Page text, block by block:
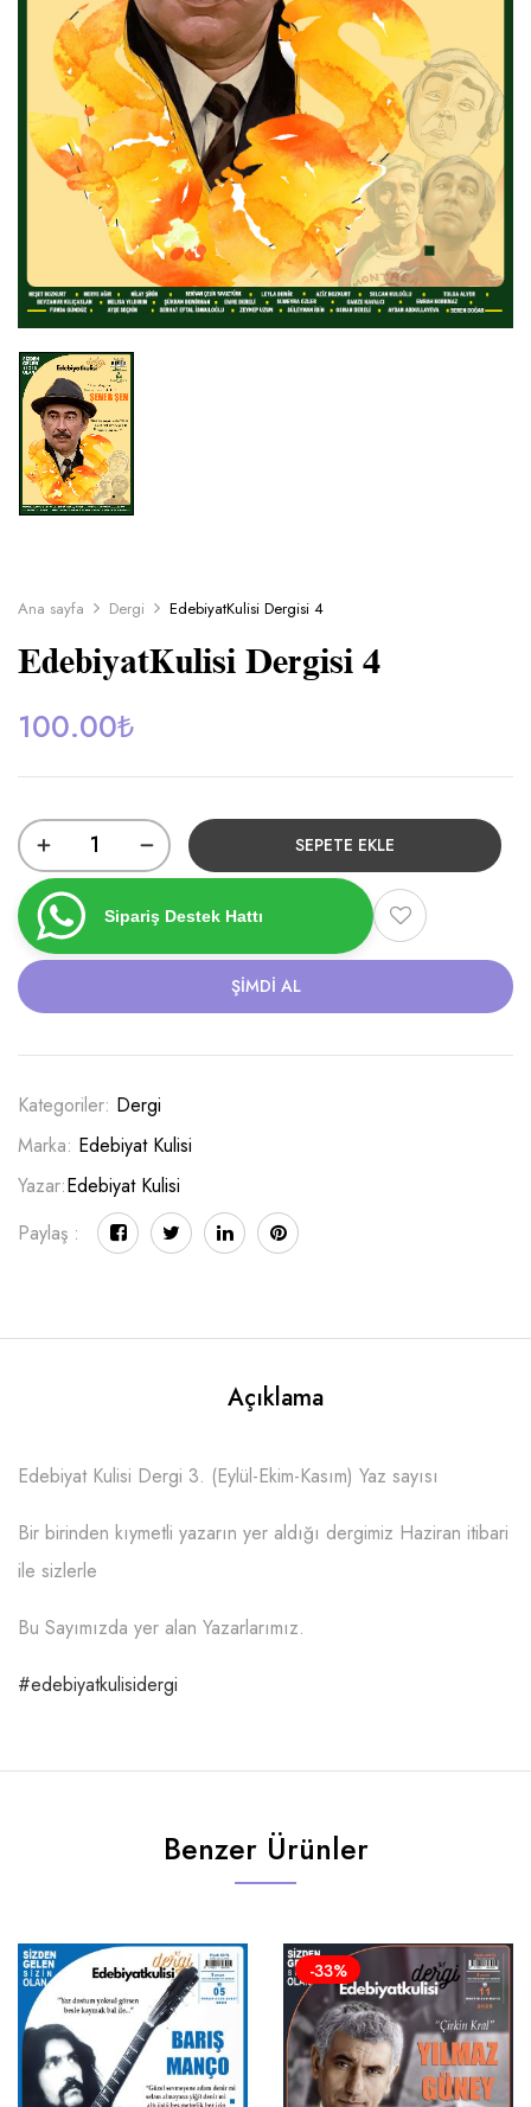
Ana sayfa Dergi EdebiyatKulisi Dergisi 4
EdebiyatKulisi Dergisi 4
100.00₺
SEPETE EKLE
Sipariş Destek Hattı
ŞIMDI AL
Kategoriler: Dergi
Marka: Edebiyat Kulisi
Yazar:Edebiyat Kulisi
Paylaş :
Açıklama
Edebiyat Kulisi Dergi 3. (Eylül-Ekim-Kasım) Yaz sayısı
Bir birinden kıymetli yazarın yer aldığı dergimiz Haziran itibari
ile sizlerle
Bu Sayımızda yer alan Yazarlarımız.
#edebiyatkulisidergi
Benzer Ürünler
-33%